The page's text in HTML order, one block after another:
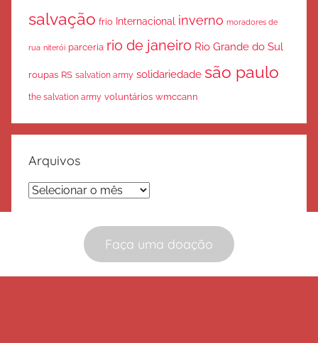
Faça uma doação
salvação frio Internacional inverno moradores de
rua niterói parceria rio de janeiro Rio Grande do Sul
roupas RS salvation army solidariedade são paulo
the salvation army voluntários wmccann
Arquivos
Arquivos